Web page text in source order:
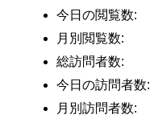
今日の閲覧数:
月別閲覧数:
総訪問者数:
今日の訪問者数:
月別訪問者数: